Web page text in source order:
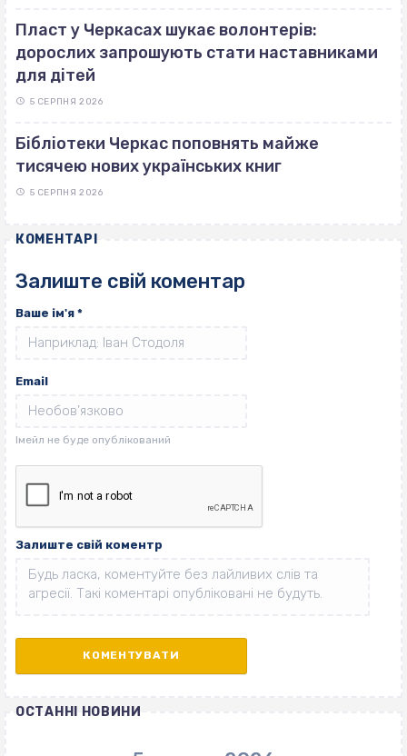
Пласт у Черкасах шукає волонтерів:
дорослих запрошують стати наставниками
для дітей
5 СЕРПНЯ 2026
Бібліотеки Черкас поповнять майже
тисячею нових українських книг
5 СЕРПНЯ 2026
КОМЕНТАРІ
Залиште свій коментар
Ваше ім'я *
Email
Залиште свій коментр
ОСТАННІ НОВИНИ